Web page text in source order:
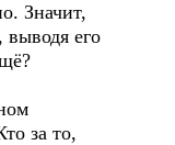
Значит,
его
за то,